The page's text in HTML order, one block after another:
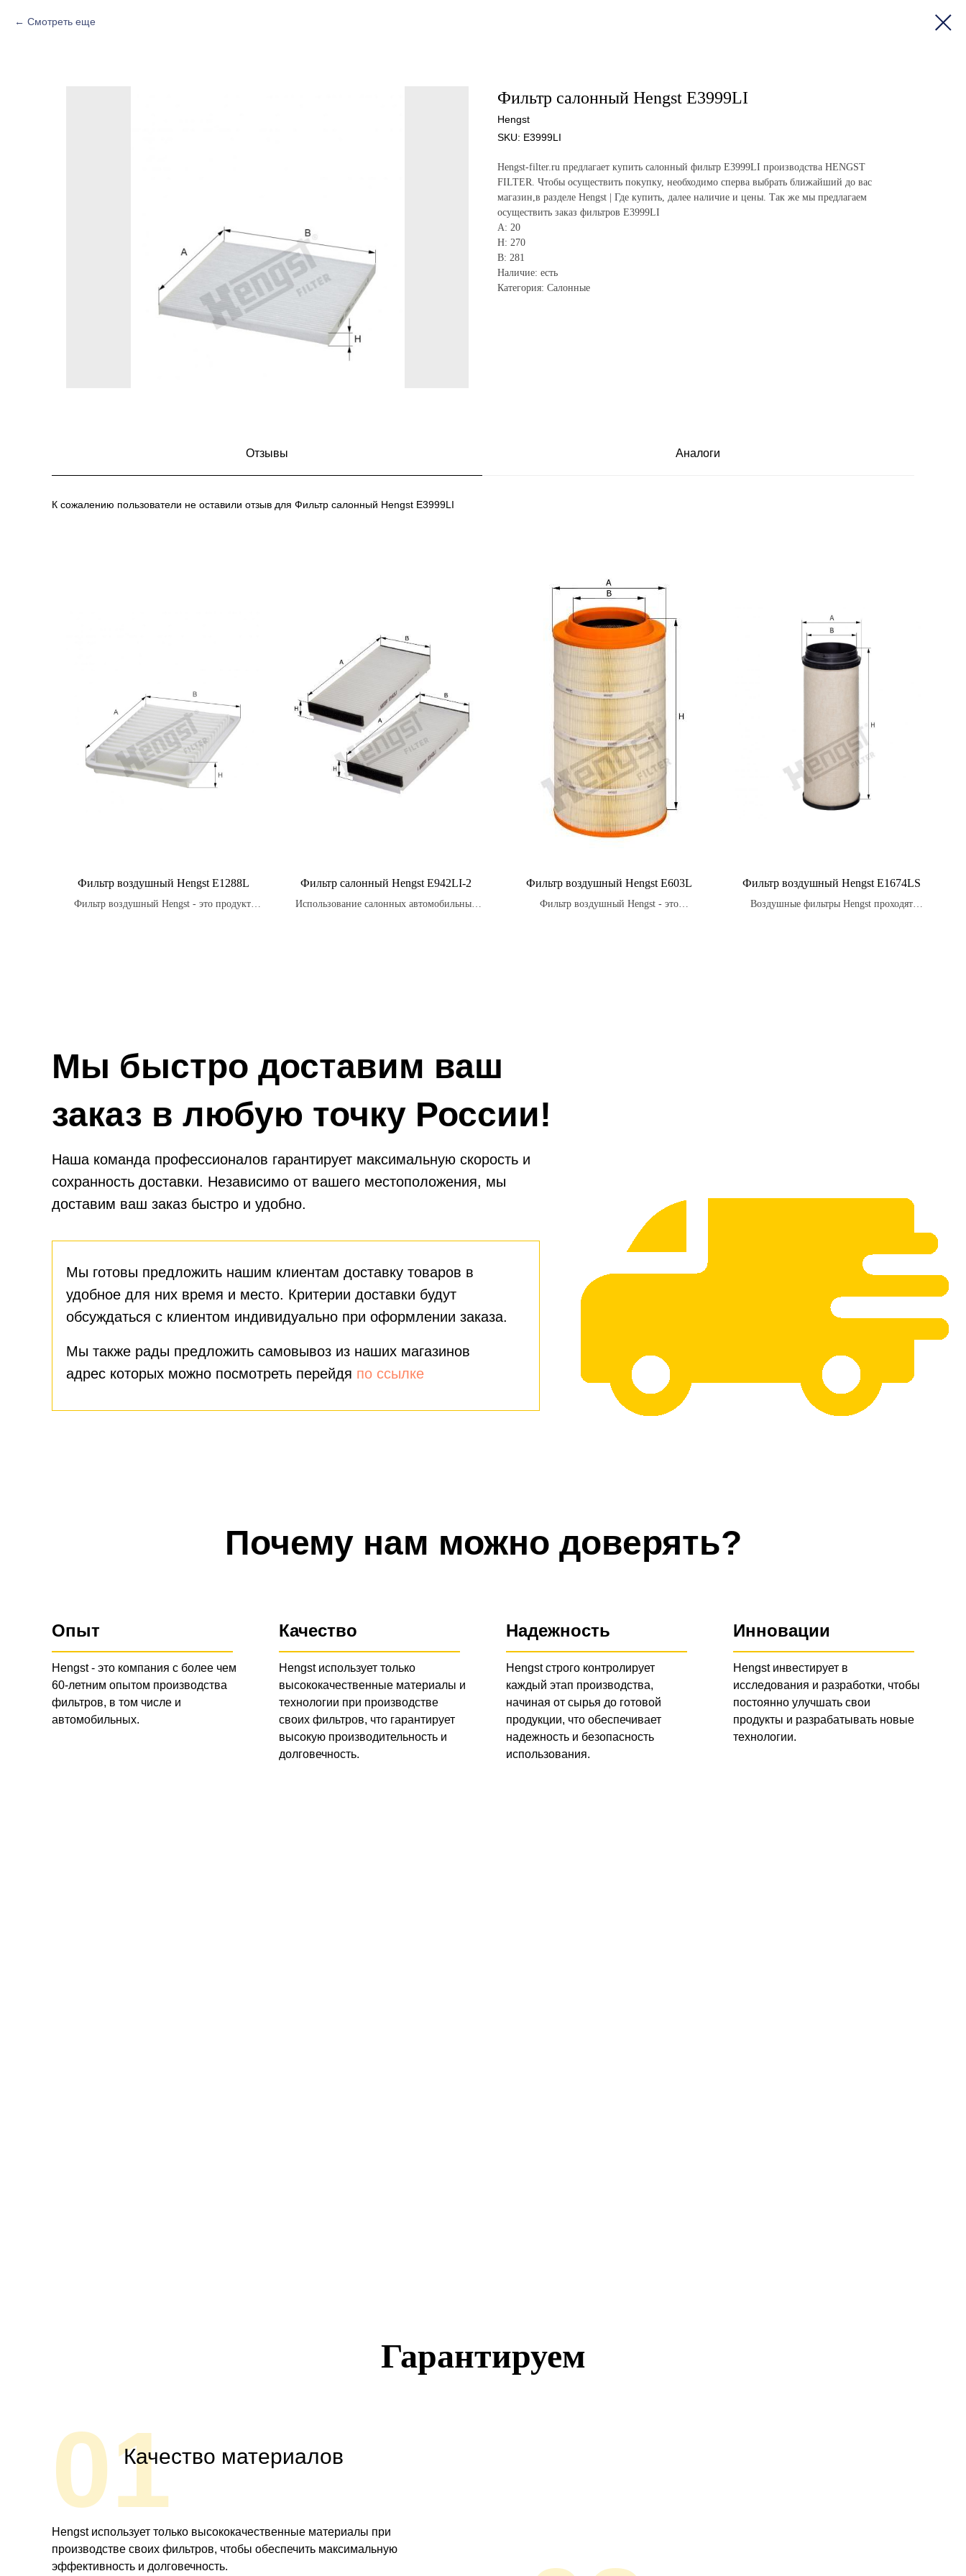
Смотреть еще
Фильтр салонный Hengst E3999LI
Hengst
SKU: E3999LI
Hengst-filter.ru предлагает купить салонный фильтр E3999LI производства HENGST
FILTER. Чтобы осуществить покупку, необходимо сперва выбрать ближайший до вас
магазин,в разделе Hengst | Где купить, далее наличие и цены. Так же мы предлагаем
осуществить заказ фильтров E3999LI
A: 20
H: 270
B: 281
Наличие: есть
Категория: Салонные
Отзывы Аналоги
К сожалению пользователи не оставили отзыв для Фильтр салонный Hengst E3999LI
Фильтр воздушный Hengst E1288L
Фильтр воздушный Hengst - это продукт,
Фильтр салонный Hengst E942LI-2
Использование салонных автомобильных
Фильтр воздушный Hengst E603L
Фильтр воздушный Hengst - это
Фильтр воздушный Hengst E1674LS
Воздушные фильтры Hengst проходят
Мы быстро доставим ваш
заказ в любую точку России!
Мы готовы предложить нашим клиентам доставку товаров в
удобное для них время и место. Критерии доставки будут
обсуждаться с клиентом индивидуально при оформлении заказа.
Мы также рады предложить самовывоз из наших магазинов
адрес которых можно посмотреть перейдя по ссылке
Наша команда профессионалов гарантирует максимальную скорость и
сохранность доставки. Независимо от вашего местоположения, мы
доставим ваш заказ быстро и удобно.
Почему нам можно доверять?
Опыт
Hengst - это компания с более чем
60-летним опытом производства
фильтров, в том числе и
автомобильных.
Качество Надежность
Hengst использует только
высококачественные материалы и
технологии при производстве
своих фильтров, что гарантирует
высокую производительность и
долговечность.
Инновации
Hengst строго контролирует
каждый этап производства,
начиная от сырья до готовой
продукции, что обеспечивает
надежность и безопасность
использования.
Hengst инвестирует в
исследования и разработки, чтобы
постоянно улучшать свои
продукты и разрабатывать новые
технологии.
Гарантируем
01Качество материалов
Hengst использует только высококачественные материалы при
производстве своих фильтров, чтобы обеспечить максимальную
эффективность и долговечность.